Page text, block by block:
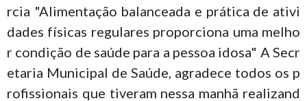
rcia "Alimentação balanceada e prática de ativi
dades físicas regulares proporciona uma melho
r condição de saúde para a pessoa idosa" A Secr
etaria Municipal de Saúde, agradece todos os p
rofissionais que tiveram nessa manhã realizand